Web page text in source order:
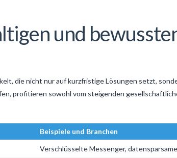
und
die nicht nur auf kurzfristige Lösungen setzt,
profitieren sowohl vom steigenden
Beispiele und Branchen
Verschlüsselte Messenger,